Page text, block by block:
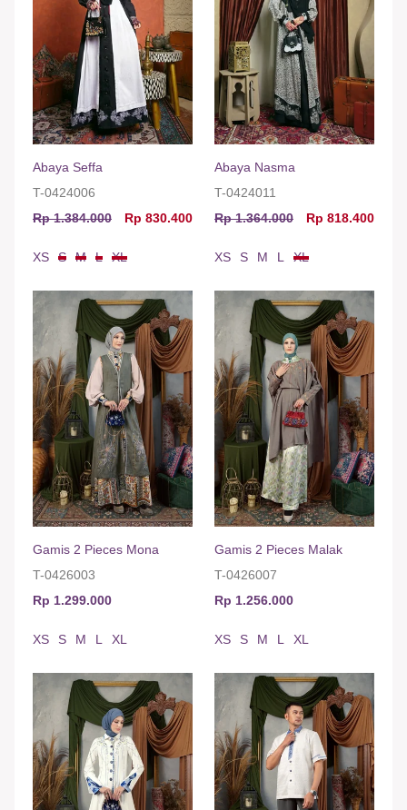
Abaya Seffa
T-0424006
Rp 1.384.000
Rp 830.400
XS S M L XL
Abaya Nasma
T-0424011
Rp 1.364.000
Rp 818.400
XS S M L XL
Gamis 2 Pieces Mona
T-0426003
Rp 1.299.000
XS S M L XL
Gamis 2 Pieces Malak
T-0426007
Rp 1.256.000
XS S M L XL